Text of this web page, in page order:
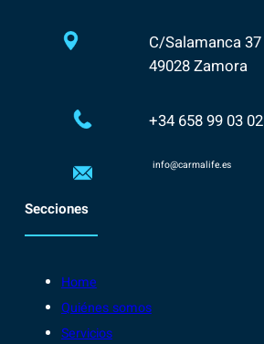
C/Salamanca 37
49028 Zamora
+34 658 99 03 02
info@carmalife.es
Secciones
Home
Quiénes somos
Servicios